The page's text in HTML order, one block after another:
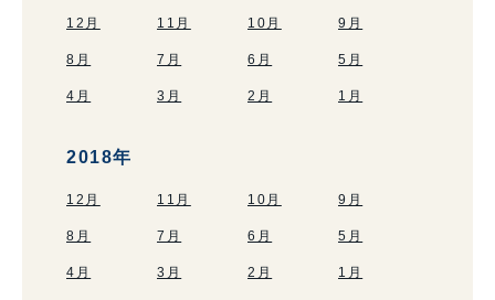
12月 11月 10月 9月
8月 7月 6月 5月
4月 3月 2月 1月
2018年
12月 11月 10月 9月
8月 7月 6月 5月
4月 3月 2月 1月